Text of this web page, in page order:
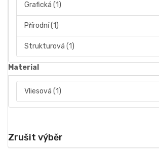
Grafická (1)
Přírodní(1)
Strukturová (1)
Material
Vliesová (1)
Zrušit výběr